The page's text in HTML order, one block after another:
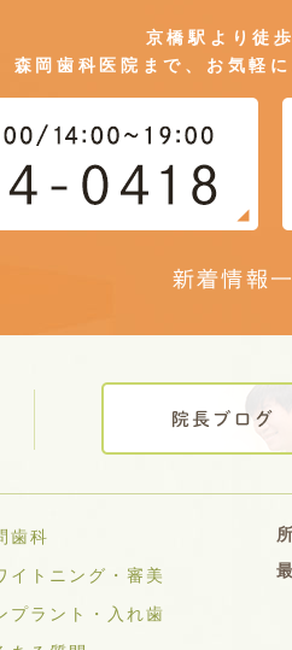
京橋駅より徒
森岡歯科医院まで、お気軽
新着情報
歯科
イトニング・審美
プラント・入れ歯